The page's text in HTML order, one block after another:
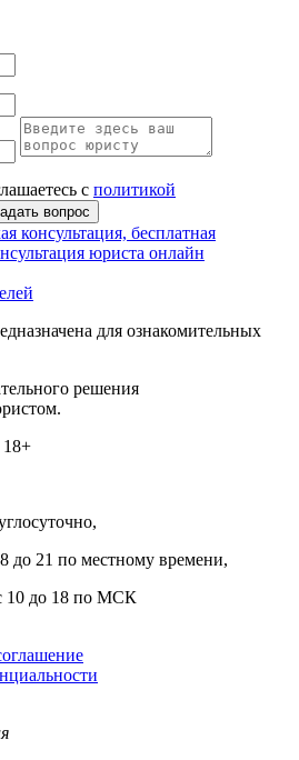
с политикой
вопрос
для ознакомительных
решения
18+
до 21 по местному времени,
10 до 18 по МСК